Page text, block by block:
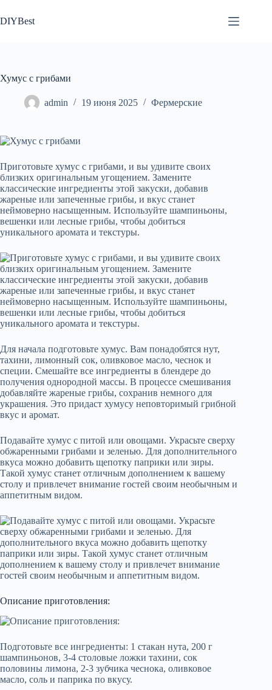
к
сути
DIYBest
Хумус с грибами
admin 19 июня 2025 Фермерские
Приготовьте хумус с грибами, и вы удивите своих
близких оригинальным угощением. Замените
классические ингредиенты этой закуски, добавив
жареные или запеченные грибы, и вкус станет
неймоверно насыщенным. Используйте шампиньоны,
вешенки или лесные грибы, чтобы добиться
уникального аромата и текстуры.
Для начала подготовьте хумус. Вам понадобятся нут,
тахини, лимонный сок, оливковое масло, чеснок и
специи. Смешайте все ингредиенты в блендере до
получения однородной массы. В процессе смешивания
добавляйте жареные грибы, сохранив немного для
украшения. Это придаст хумусу неповторимый грибной
вкус и аромат.
Подавайте хумус с питой или овощами. Украсьте сверху
обжаренными грибами и зеленью. Для дополнительного
вкуса можно добавить щепотку паприки или зиры.
Такой хумус станет отличным дополнением к вашему
столу и привлечет внимание гостей своим необычным и
аппетитным видом.
Описание приготовления:
Подготовьте все ингредиенты: 1 стакан нута, 200 г
шампиньонов, 3-4 столовые ложки тахини, сок
половины лимона, 2-3 зубчика чеснока, оливковое
масло, соль и паприка по вкусу.